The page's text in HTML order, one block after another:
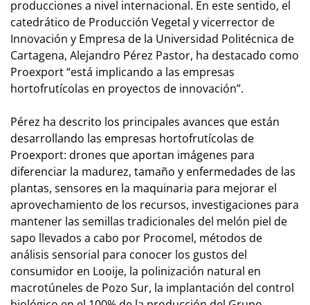
producciones a nivel internacional. En este sentido, el
catedrático de Producción Vegetal y vicerrector de
Innovación y Empresa de la Universidad Politécnica de
Cartagena, Alejandro Pérez Pastor, ha destacado como
Proexport “está implicando a las empresas
hortofrutícolas en proyectos de innovación”.
Pérez ha descrito los principales avances que están
desarrollando las empresas hortofrutícolas de
Proexport: drones que aportan imágenes para
diferenciar la madurez, tamaño y enfermedades de las
plantas, sensores en la maquinaria para mejorar el
aprovechamiento de los recursos, investigaciones para
mantener las semillas tradicionales del melón piel de
sapo llevados a cabo por Procomel, métodos de
análisis sensorial para conocer los gustos del
consumidor en Looije, la polinización natural en
macrotúneles de Pozo Sur, la implantación del control